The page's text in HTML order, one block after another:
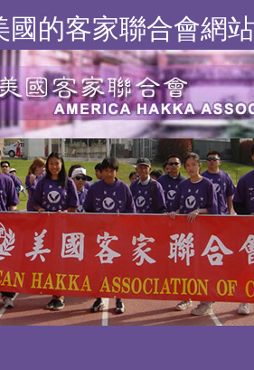
國的客家聯合會網站